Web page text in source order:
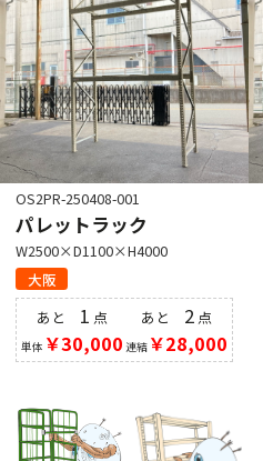
OS2PR-250408-001
パレットラック
W2500×D1100×H4000
大阪
あと 1 点
単体 ￥30,000
あと 2点
連結￥28,000